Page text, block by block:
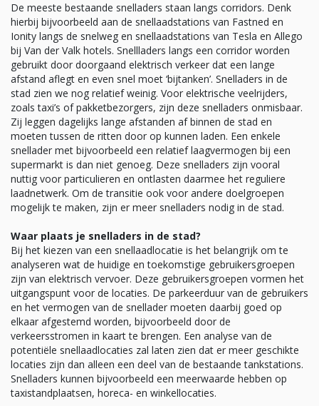
De meeste bestaande snelladers staan langs corridors. Denk
hierbij bijvoorbeeld aan de snellaadstations van Fastned en
Ionity langs de snelweg en snellaadstations van Tesla en Allego
bij Van der Valk hotels. Snellladers langs een corridor worden
gebruikt door doorgaand elektrisch verkeer dat een lange
afstand aflegt en even snel moet ‘bijtanken’. Snelladers in de
stad zien we nog relatief weinig. Voor elektrische veelrijders,
zoals taxi’s of pakketbezorgers, zijn deze snelladers onmisbaar.
Zij leggen dagelijks lange afstanden af binnen de stad en
moeten tussen de ritten door op kunnen laden. Een enkele
snellader met bijvoorbeeld een relatief laagvermogen bij een
supermarkt is dan niet genoeg. Deze snelladers zijn vooral
nuttig voor particulieren en ontlasten daarmee het reguliere
laadnetwerk. Om de transitie ook voor andere doelgroepen
mogelijk te maken, zijn er meer snelladers nodig in de stad.
Waar plaats je snelladers in de stad?
Bij het kiezen van een snellaadlocatie is het belangrijk om te
analyseren wat de huidige en toekomstige gebruikersgroepen
zijn van elektrisch vervoer. Deze gebruikersgroepen vormen het
uitgangspunt voor de locaties. De parkeerduur van de gebruikers
en het vermogen van de snellader moeten daarbij goed op
elkaar afgestemd worden, bijvoorbeeld door de
verkeersstromen in kaart te brengen. Een analyse van de
potentiële snellaadlocaties zal laten zien dat er meer geschikte
locaties zijn dan alleen een deel van de bestaande tankstations.
Snelladers kunnen bijvoorbeeld een meerwaarde hebben op
taxistandplaatsen, horeca- en winkellocaties.